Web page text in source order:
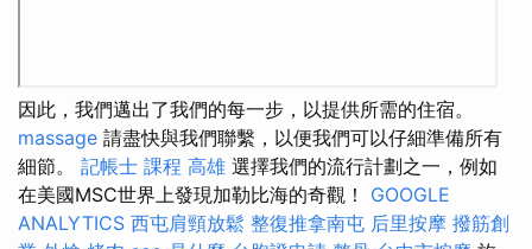
因此，我們邁出了我們的每一步，以提供所需的住宿。
massage 請盡快與我們聯繫，以便我們可以仔細準備所有
細節。 記帳士 課程 高雄 選擇我們的流行計劃之一，例如
在美國MSC世界上發現加勒比海的奇觀！ GOOGLE
ANALYTICS 西屯肩頸放鬆 整復推拿南屯 后里按摩 撥筋創